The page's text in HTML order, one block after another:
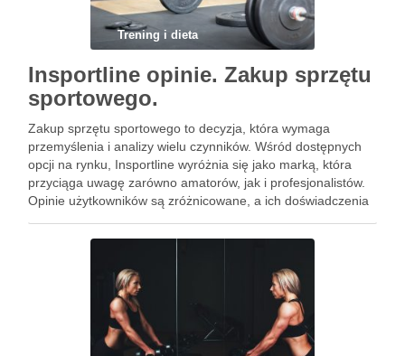
Trening i dieta
Insportline opinie. Zakup sprzętu
sportowego.
Zakup sprzętu sportowego to decyzja, która wymaga
przemyślenia i analizy wielu czynników. Wśród dostępnych
opcji na rynku, Insportline wyróżnia się jako marką, która
przyciąga uwagę zarówno amatorów, jak i profesjonalistów.
Opinie użytkowników są zróżnicowane, a ich doświadczenia
przyjrzeć się nie tylko popularnym …